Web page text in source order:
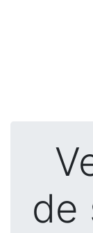
de